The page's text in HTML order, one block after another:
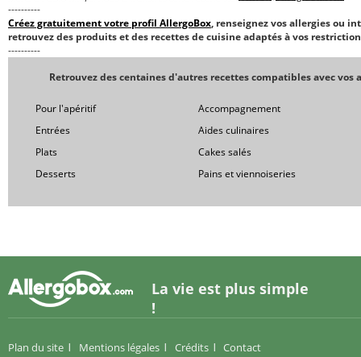
----------
Créez gratuitement votre profil AllergoBox, renseignez vos allergies ou
retrouvez des produits et des recettes de cuisine adaptés à vos
----------
Retrouvez des centaines d'autres recettes compatibles avec vos
Pour l'apéritif
Accompagnement
Entrées
Aides culinaires
Plats
Cakes salés
Desserts
Pains et viennoiseries
La vie est plus simple
!
Plan du site Mentions légales Crédits Contact